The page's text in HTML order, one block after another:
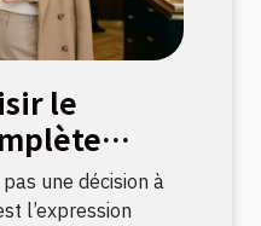
le
une décision à
l’expression